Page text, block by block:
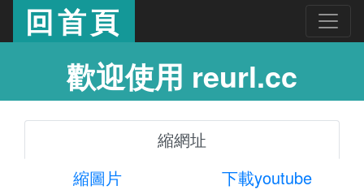
回首頁
歡迎使用 reurl.cc
縮網址
縮圖片
下載youtube